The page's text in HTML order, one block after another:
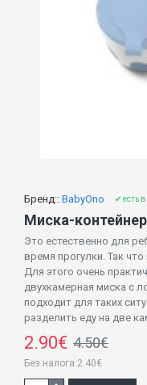
Бренд:: BabyOno ✔ есть
Это естественно для
время прогулки. Так
Для этого очень
двухкамерная миска с
подходит для таких
разделить еду на две
2.90€ 4.50€
Без налога:2.40€